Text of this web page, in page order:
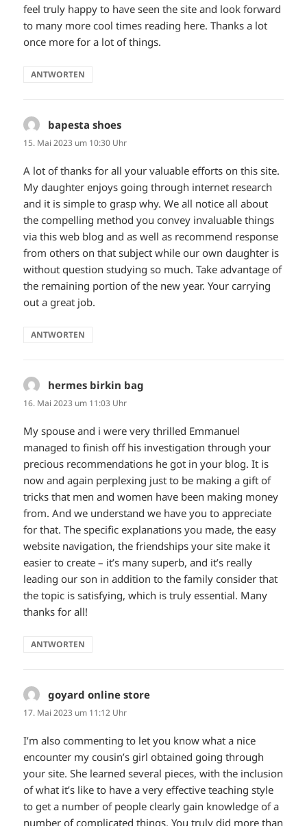
feel truly happy to have seen the site and look forward
to many more cool times reading here. Thanks a lot
once more for a lot of things.
ANTWORTEN
bapesta shoes
15. Mai 2023 um 10:30 Uhr
A lot of thanks for all your valuable efforts on this site.
My daughter enjoys going through internet research
and it is simple to grasp why. We all notice all about
the compelling method you convey invaluable things
via this web blog and as well as recommend response
from others on that subject while our own daughter is
without question studying so much. Take advantage of
the remaining portion of the new year. Your carrying
out a great job.
ANTWORTEN
hermes birkin bag
16. Mai 2023 um 11:03 Uhr
My spouse and i were very thrilled Emmanuel
managed to finish off his investigation through your
precious recommendations he got in your blog. It is
now and again perplexing just to be making a gift of
tricks that men and women have been making money
from. And we understand we have you to appreciate
for that. The specific explanations you made, the easy
website navigation, the friendships your site make it
easier to create – it’s many superb, and it’s really
leading our son in addition to the family consider that
the topic is satisfying, which is truly essential. Many
thanks for all!
ANTWORTEN
goyard online store
17. Mai 2023 um 11:12 Uhr
I’m also commenting to let you know what a nice
encounter my cousin’s girl obtained going through
your site. She learned several pieces, with the inclusion
of what it’s like to have a very effective teaching style
to get a number of people clearly gain knowledge of a
number of complicated things. You truly did more than